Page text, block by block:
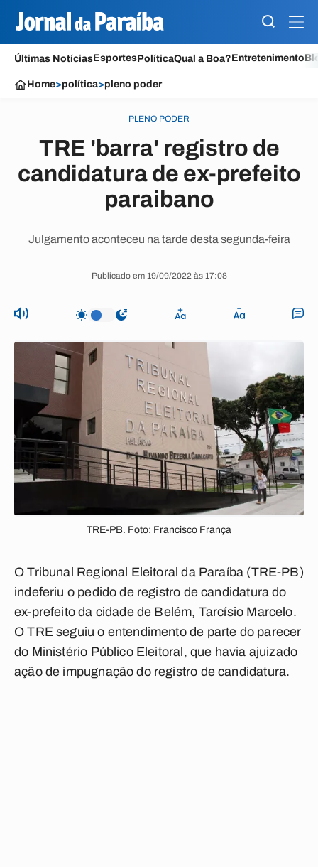
Últimas NotíciasEsportesPolíticaQual a Boa?Entretenimento
Home>política>pleno poder
PLENO PODER
TRE 'barra' registro de
candidatura de ex-prefeito
paraibano
Julgamento aconteceu na tarde desta segunda-feira
Publicado em 19/09/2022 às 17:08
TRE-PB. Foto: Francisco França
O Tribunal Regional Eleitoral da Paraíba (TRE-PB)
indeferiu o pedido de registro de candidatura do
ex-prefeito da cidade de Belém, Tarcísio Marcelo.
O TRE seguiu o entendimento de parte do parecer
do Ministério Público Eleitoral, que havia ajuizado
ação de impugnação do registro de candidatura.